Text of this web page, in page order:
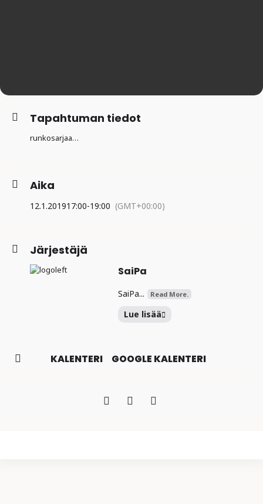
Tapahtuman tiedot
runkosarjaa…
Aika
12.1.201917:00-19:00 (GMT+00:00)
Järjestäjä
SaiPa
SaiPa... Read More.
Lue lisää
KALENTERI GOOGLE KALENTERI